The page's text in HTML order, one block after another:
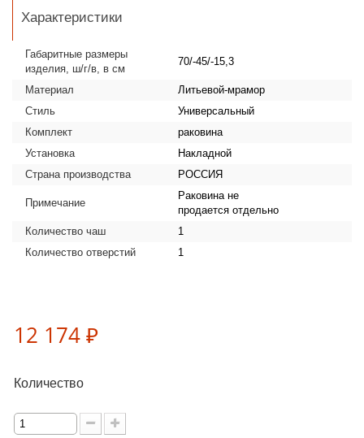
Характеристики
Габаритные размеры
изделия, ш/г/в, в см
70/-45/-15,3
Материал
Литьевой-мрамор
Стиль
Универсальный
Комплект
раковина
Установка
Накладной
Страна производства
РОССИЯ
Примечание
Раковина не
продается отдельно
Количество чаш
1
Количество отверстий
1
12 174 ₽
Количество